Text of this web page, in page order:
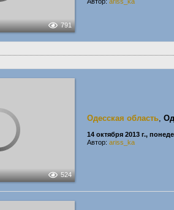
791
524
Одесская область,
14 октября 2013 г.,
Автор: ariss_ka